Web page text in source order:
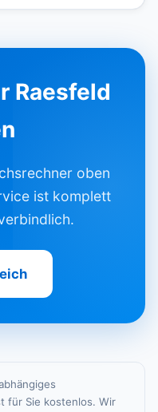
Raesfeld
oben
ist komplett
für Sie kostenlos. Wir